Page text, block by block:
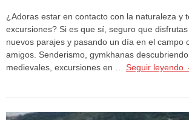
¿Adoras estar en contacto con la naturaleza y
excursiones? Si es que sí, seguro que
nuevos parajes y pasando un día en el campo
amigos. Senderismo, gymkhanas
medievales, excursiones en … Seguir leyendo